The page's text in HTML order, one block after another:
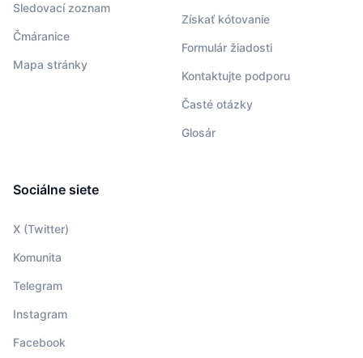
Sledovací zoznam
Čmáranice
Mapa stránky
Získať kótovanie
Formulár žiadosti
Kontaktujte podporu
Časté otázky
Glosár
Sociálne siete
X (Twitter)
Komunita
Telegram
Instagram
Facebook